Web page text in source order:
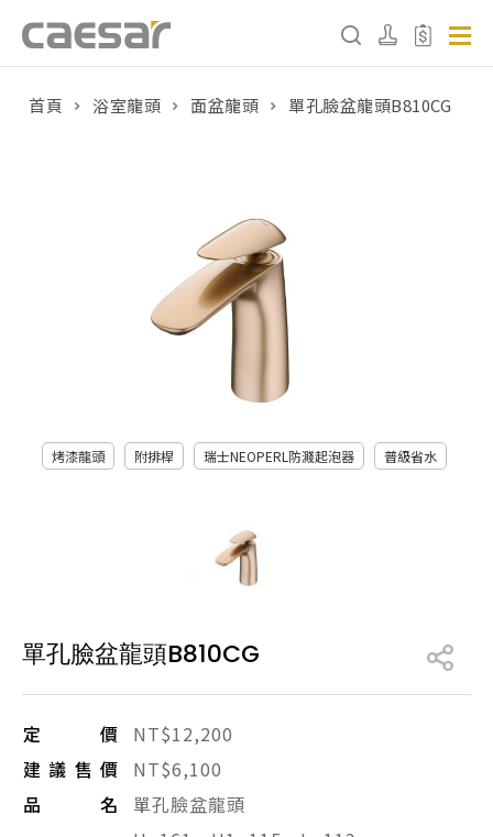
販賣中商品 已下架商品
搜尋產品
首頁 浴室龍頭 面盆龍頭 單孔臉盆龍頭B810CG
烤漆龍頭 附排桿 瑞士NEOPERL防濺起泡器 普級省水
單孔臉盆龍頭B810CG
定價
NT$12,200
建議售價
NT$6,100
品名
單孔臉盆龍頭